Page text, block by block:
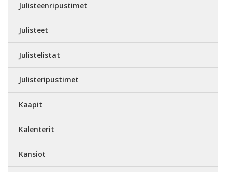
Julisteenripustimet
Julisteet
Julistelistat
Julisteripustimet
Kaapit
Kalenterit
Kansiot